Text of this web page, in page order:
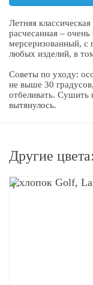
Летняя
расчесанная –
мерсеризованный, с
любых изделий, в
Советы по уходу:
не выше 30
отбеливать. Сушить
вытянулось.
Другие цвета:
q